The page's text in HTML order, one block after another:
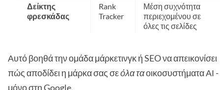
Δείκτης
φρεσκάδας
Rank
Tracker
Μέση συχνότητα
περιεχομένου σε
όλες τις σελίδες
Αυτό βοηθά την ομάδα μάρκετινγκ ή SEO να απεικονίσει
πώς αποδίδει η μάρκα σας σεόλα ταοικοσυστήματα ΑΙ -
μόνο στη Google.